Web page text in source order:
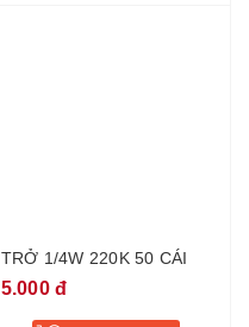
TRỞ 1/4W 220K 50 CÁI
5.000 đ